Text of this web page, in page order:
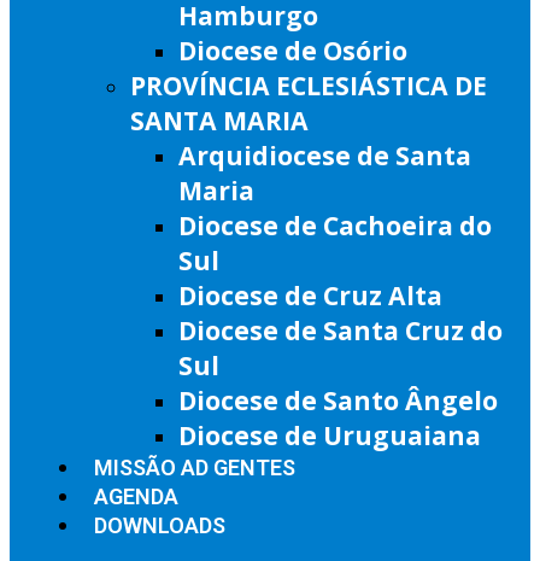
Hamburgo
Diocese de Osório
PROVÍNCIA ECLESIÁSTICA DE
SANTA MARIA
Arquidiocese de Santa
Maria
Diocese de Cachoeira do
Sul
Diocese de Cruz Alta
Diocese de Santa Cruz do
Sul
Diocese de Santo Ângelo
Diocese de Uruguaiana
MISSÃO AD GENTES
AGENDA
DOWNLOADS